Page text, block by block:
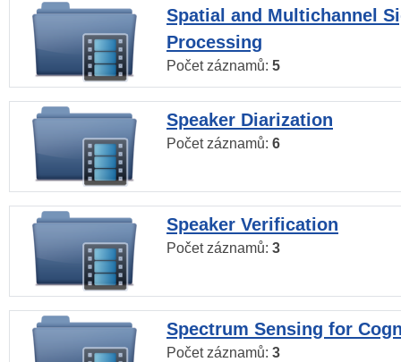
Spatial and Multichannel
Processing
Počet záznamů: 5
Speaker Diarization
Počet záznamů: 6
Speaker Verification
Počet záznamů: 3
Spectrum Sensing for
Počet záznamů: 3